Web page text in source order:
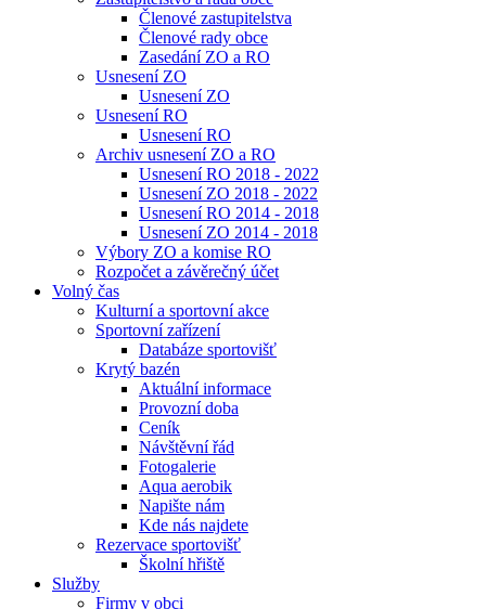
Členové zastupitelstva
Členové rady obce
Zasedání ZO a RO
Usnesení ZO
Usnesení ZO
Usnesení RO
Usnesení RO
Archiv usnesení ZO a RO
Usnesení RO 2018 - 2022
Usnesení ZO 2018 - 2022
Usnesení RO 2014 - 2018
Usnesení ZO 2014 - 2018
Výbory ZO a komise RO
Rozpočet a závěrečný účet
Volný čas
Kulturní a sportovní akce
Sportovní zařízení
Databáze sportovišť
Krytý bazén
Aktuální informace
Provozní doba
Ceník
Návštěvní řád
Fotogalerie
Aqua aerobik
Napište nám
Kde nás najdete
Rezervace sportovišť
Školní hřiště
Služby
Firmy v obci